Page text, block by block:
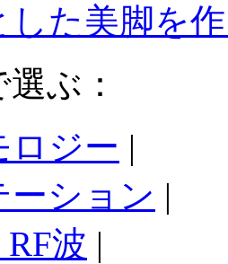
した美脚を
ぶ：
ロジー |
ーション |
波 |